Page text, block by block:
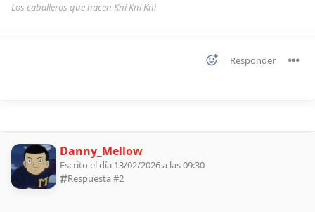
Los caballeros que hacen Kni Kni Kni
Responder
Danny_Mellow
Escrito el día 13/02/2026 a las 09:30
Respuesta #2